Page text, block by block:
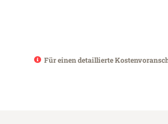
Für einen detaillierte